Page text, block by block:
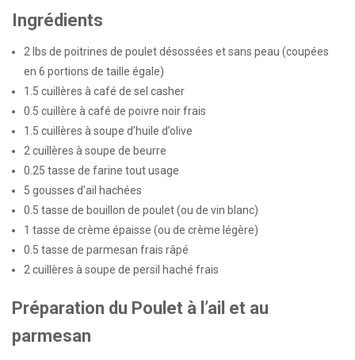
Ingrédients
2 lbs de poitrines de poulet désossées et sans peau (coupées
en 6 portions de taille égale)
1.5 cuillères à café de sel casher
0.5 cuillère à café de poivre noir frais
1.5 cuillères à soupe d’huile d’olive
2 cuillères à soupe de beurre
0.25 tasse de farine tout usage
5 gousses d’ail hachées
0.5 tasse de bouillon de poulet (ou de vin blanc)
1 tasse de crème épaisse (ou de crème légère)
0.5 tasse de parmesan frais râpé
2 cuillères à soupe de persil haché frais
Préparation du Poulet à l’ail et au
parmesan